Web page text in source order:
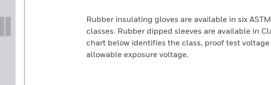
Rubber insulating gloves are available in six
classes. Rubber dipped sleeves are available in
chart below identifies the class, proof test
allowable exposure voltage.